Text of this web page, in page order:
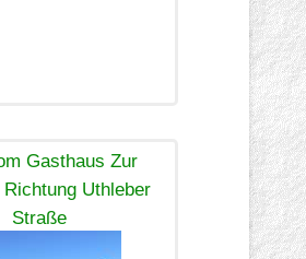
Gasthaus Zur
Uthleber
Straße